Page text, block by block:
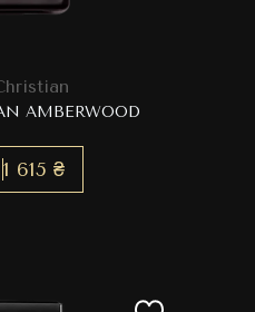
AMBERWOOD
1 615 ₴